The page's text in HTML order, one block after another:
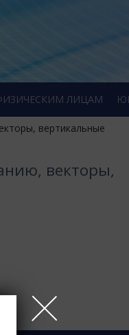
ЛИЦАМ
вертикальные
векторы,